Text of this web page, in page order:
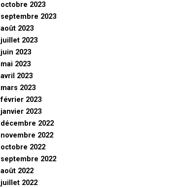
octobre 2023
septembre 2023
août 2023
juillet 2023
juin 2023
mai 2023
avril 2023
mars 2023
février 2023
janvier 2023
décembre 2022
novembre 2022
octobre 2022
septembre 2022
août 2022
juillet 2022